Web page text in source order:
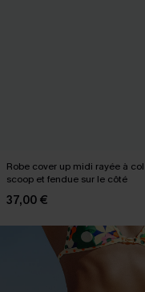
Robe cover up midi rayée à col
scoop et fendue sur le côté
37,00 €